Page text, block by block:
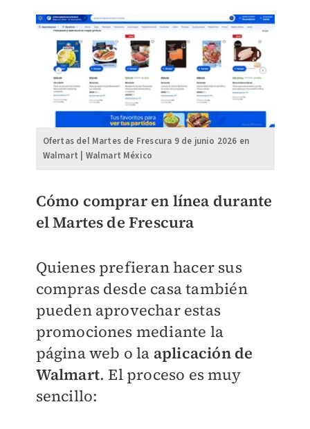
Ofertas del Martes de Frescura 9 de junio 2026 en
Walmart | Walmart México
Cómo comprar en línea durante
el Martes de Frescura
Quienes prefieran hacer sus
compras desde casa también
pueden aprovechar estas
promociones mediante la
página web o la aplicación de
Walmart. El proceso es muy
sencillo: